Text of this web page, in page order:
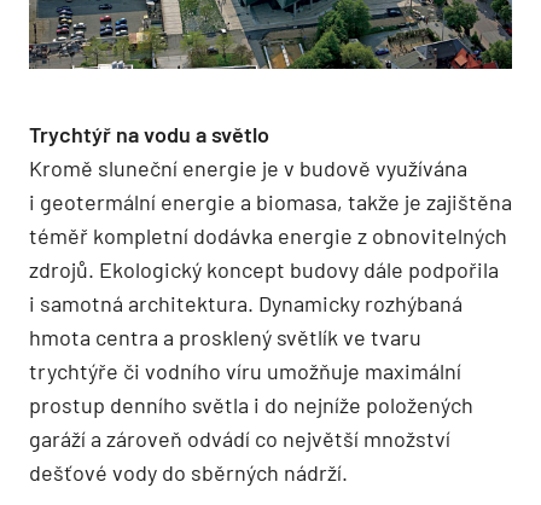
Trychtýř na vodu a světlo
Kromě sluneční energie je v budově využí­vána
i geotermální energie a biomasa, takže je zajištěna
téměř kompletní dodávka energie z obnovitelných
zdrojů. Ekologický koncept budovy dále podpořila
i samotná architektura. Dynamicky rozhýbaná
hmota centra a prosklený světlík ve tvaru
trychtýře či vodního víru umožňuje maximální
prostup denního světla i do nejníže položených
garáží a zároveň odvádí co největší množství
dešťové vody do sběrných nádrží.